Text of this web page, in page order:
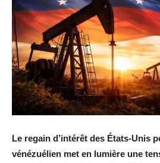
Le regain d’intérêt des États-Unis
vénézuélien met en lumière une